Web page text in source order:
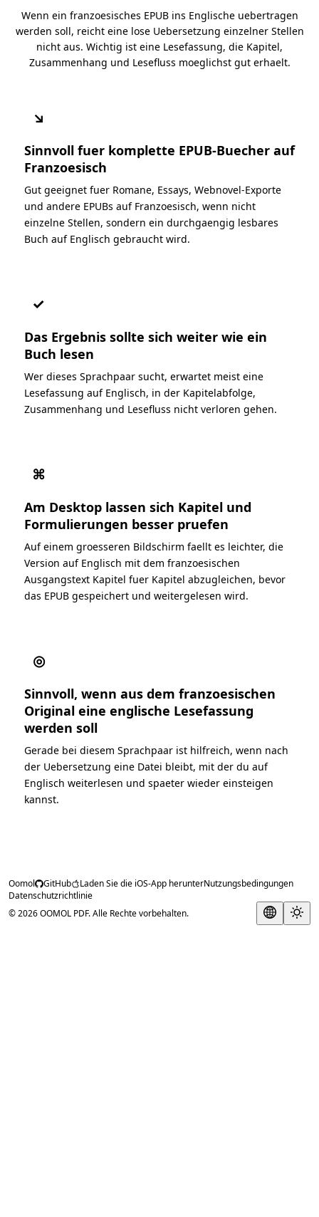
Wenn ein franzoesisches EPUB ins Englische uebertragen
werden soll, reicht eine lose Uebersetzung einzelner Stellen
nicht aus. Wichtig ist eine Lesefassung, die Kapitel,
Zusammenhang und Lesefluss moeglichst gut erhaelt.
↘
Sinnvoll fuer komplette EPUB-Buecher auf
Franzoesisch
Gut geeignet fuer Romane, Essays, Webnovel-Exporte
und andere EPUBs auf Franzoesisch, wenn nicht
einzelne Stellen, sondern ein durchgaengig lesbares
Buch auf Englisch gebraucht wird.
✓
Das Ergebnis sollte sich weiter wie ein
Buch lesen
Wer dieses Sprachpaar sucht, erwartet meist eine
Lesefassung auf Englisch, in der Kapitelabfolge,
Zusammenhang und Lesefluss nicht verloren gehen.
⌘
Am Desktop lassen sich Kapitel und
Formulierungen besser pruefen
Auf einem groesseren Bildschirm faellt es leichter, die
Version auf Englisch mit dem franzoesischen
Ausgangstext Kapitel fuer Kapitel abzugleichen, bevor
das EPUB gespeichert und weitergelesen wird.
◎
Sinnvoll, wenn aus dem franzoesischen
Original eine englische Lesefassung
werden soll
Gerade bei diesem Sprachpaar ist hilfreich, wenn nach
der Uebersetzung eine Datei bleibt, mit der du auf
Englisch weiterlesen und spaeter wieder einsteigen
kannst.
Oomol GitHub Laden Sie die iOS-App herunterNutzungsbedingungen
Datenschutzrichtlinie
© 2026 OOMOL PDF. Alle Rechte vorbehalten.